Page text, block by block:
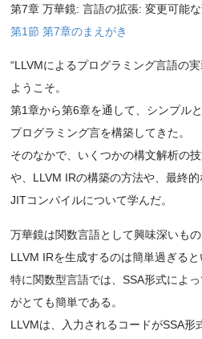
第7章 万華鏡: 言語の拡張: 変更可能
第1節 第7章のまえがき
“LLVMによるプログラミング言語の
ようこそ。
第1章から第6章を通して、シンプル
プログラミング言を構築してきた。
そのなかで、いくつかの構文解析の
や、LLVM IRの構築の方法や、最終的
JITコンパイルについて学んだ。
万華鏡は関数言語として興味深いも
LLVM IRを生成するのは簡単過ぎると
特に関数型言語では、SSA形式によ
がとても簡単である。
LLVMは、入力されるコードがSSA形